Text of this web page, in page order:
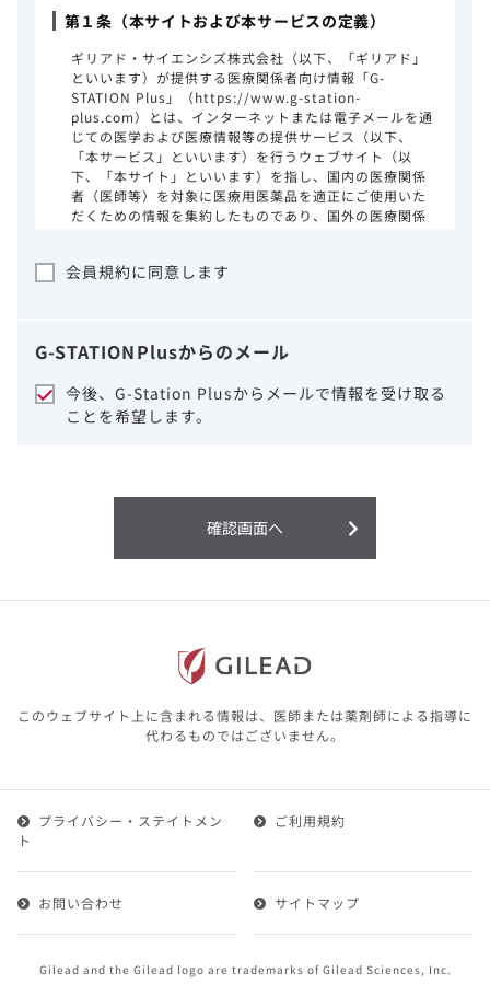
第１条（本サイトおよび本サービスの定義）
ギリアド・サイエンシズ株式会社（以下、「ギリアド」
といいます）が提供する医療関係者向け情報「G-
STATION Plus」（https://www.g-station-
plus.com）とは、インターネットまたは電子メールを通
じての医学および医療情報等の提供サービス（以下、
「本サービス」といいます）を行うウェブサイト（以
下、「本サイト」といいます）を指し、国内の医療関係
者（医師等）を対象に医療用医薬品を適正にご使用いた
だくための情報を集約したものであり、国外の医療関係
事項をご熟読いただき、同意された場合のみご利用くだ
ギリアドは、本サイトのコンテンツについて
細心の注意を払い、正確かつ最新の情報を提
供するように努力をしておりますが、正確
性、確実性、妥当性、有用性、ご利用になら
利用することまたは利用できなかったことよ
り生じる損害については一切の責任を負いか
含む）の情報は、その製品またはその製品の
本サイト内の情報は、医師その他医療関係者
が行なうべきアドバイスやサービスを提供す
るものではありません。本サイトに表示され
ている情報は、決して、医師その他医療関係
1.会員とは、医療関係者の方で、本サービスの利用規約
ービスに登録を申し込みギリアドがこれを承認した方を
いいます。
けることができます。
会員規約に同意します
G-STATIONPlusからのメール
今後、G-Station Plusからメールで情報を受け取る
ことを希望します。
確認画面へ
このウェブサイト上に含まれる情報は、医師または薬剤師による指導に
代わるものではございません。
Gilead and the Gilead logo are trademarks of Gilead Sciences, Inc.
プライバシー・ステイトメン
ト
ご利用規約
お問い合わせ サイトマップ